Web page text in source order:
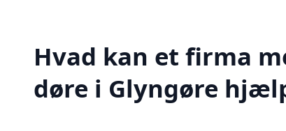
Hvad kan et firma
døre i Glyngøre